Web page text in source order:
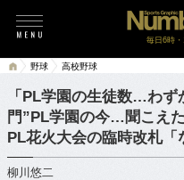
毎日6時
野球 高校野球
「PL学園の生徒数…わず
門”PL学園の今…聞こえ
PL花火大会の臨時改札「
柳川悠二